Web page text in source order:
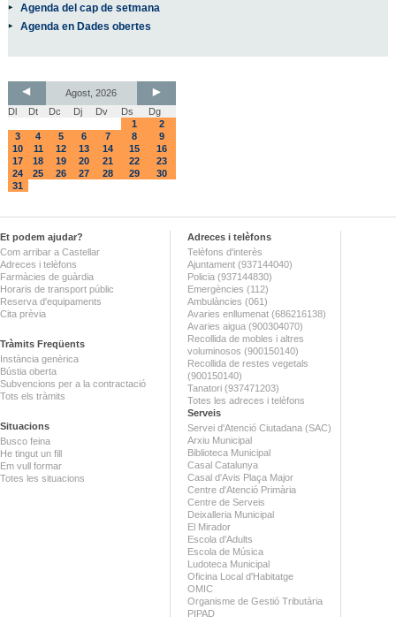
Agenda del cap de setmana
Agenda en Dades obertes
Agost, 2026
Dl
Dt Dc Dj Dv Ds
Dg
1
2
3
4 5 6 7 8
9
10
11 12 13 14 15
16
17
18 19 20 21 22
23
24
25 26 27 28 29
30
31
Et podem ajudar?
Com arribar a Castellar
Adreces i telèfons
Farmàcies de guàrdia
Horaris de transport públic
Reserva d'equipaments
Cita prèvia
Tràmits Freqüents
Instància genèrica
Bústia oberta
Subvencions per a la contractació
Tots els tràmits
Situacions
Busco feina
He tingut un fill
Em vull formar
Totes les situacions
Adreces i telèfons
Telèfons d'interès
Ajuntament (937144040)
Policia (937144830)
Emergències (112)
Ambulàncies (061)
Avaries enllumenat (686216138)
Avaries aigua (900304070)
Recollida de mobles i altres
voluminosos (900150140)
Recollida de restes vegetals
(900150140)
Tanatori (937471203)
Totes les adreces i telèfons
Serveis
Servei d'Atenció Ciutadana (SAC)
Arxiu Municipal
Biblioteca Municipal
Casal Catalunya
Casal d'Avis Plaça Major
Centre d'Atenció Primària
Centre de Serveis
Deixalleria Municipal
El Mirador
Escola d'Adults
Escola de Música
Ludoteca Municipal
Oficina Local d'Habitatge
OMIC
Organisme de Gestió Tributària
PIPAD